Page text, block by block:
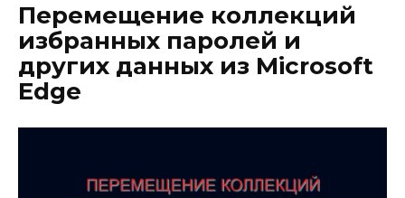
Перемещение коллекций
избранных паролей и
других данных из Microsoft
Edge